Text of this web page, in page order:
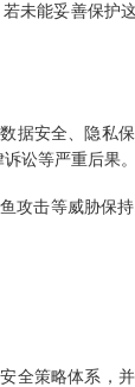
未能妥善保护
据安全、隐私
讼等严重后果。
攻击等威胁保
全策略体系，